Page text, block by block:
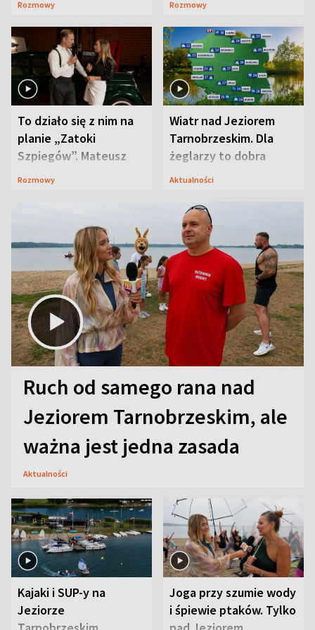
Rozmowy Rozmowy
To działo się z nim na
planie „Zatoki
Szpiegów”. Mateusz
Janicki odsłonił
Rozmowy
Wiatr nad Jeziorem
Tarnobrzeskim. Dla
żeglarzy to dobra
wiadomość
Aktualności
Ruch od samego rana nad
Jeziorem Tarnobrzeskim, ale
ważna jest jedna zasada
Aktualności
Kajaki i SUP-y na
Jeziorze
Joga przy szumie wody
i śpiewie ptaków. Tylko